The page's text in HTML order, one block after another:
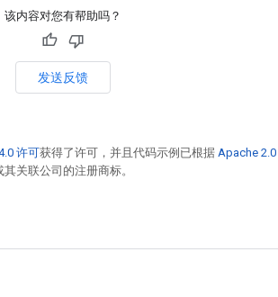
该内容对您有帮助吗？
发送反馈
许可获得了许可，并且代码示例已根据 Apache
关联公司的注册商标。